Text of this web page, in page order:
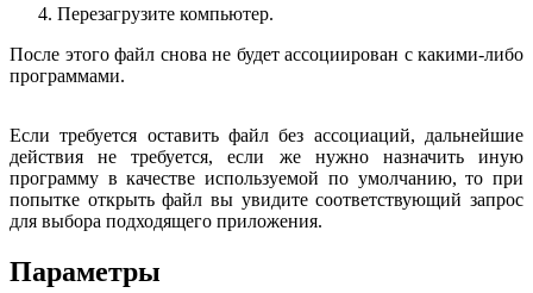
Перезагрузите компьютер.
После этого файл снова не будет ассоциирован с какими-либо
программами.
Если требуется оставить файл без ассоциаций, дальнейшие
действия не требуется, если же нужно назначить иную
программу в качестве используемой по умолчанию, то при
попытке открыть файл вы увидите соответствующий запрос
для выбора подходящего приложения.
Параметры